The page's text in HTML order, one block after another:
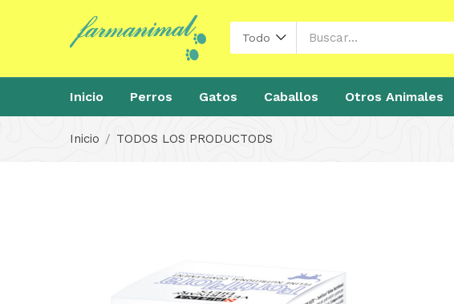
Todo
Inicio Perros Gatos Caballos Otros Animales
Inicio TODOS LOS PRODUCTODS